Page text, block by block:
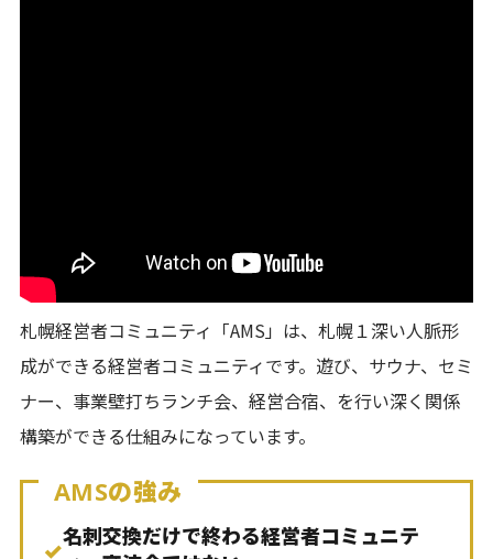
札幌経営者コミュニティ「AMS」は、札幌１深い人脈形
成ができる経営者コミュニティです。遊び、サウナ、セミ
ナー、事業壁打ちランチ会、経営合宿、を行い深く関係
構築ができる仕組みになっています。
AMSの強み
✓名刺交換だけで終わる経営者コミュニテ